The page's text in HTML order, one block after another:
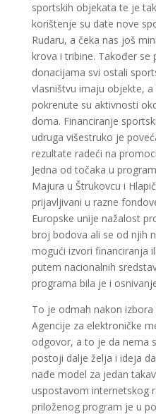
sportskih objekata te je
korištenje su date nove
Rudaru, a čeka nas još
krova i tribine. Također se
donacijama svi ostali
vlasništvu imaju objekte,
pokrenute su aktivnosti
doma. Financiranje
udruga višestruko je
rezultate radeći na
Jedna od točaka u
Majura u Štrukovcu i
prijavljivani u razne
Europske unije nažalost
broj bodova ali se od njih
mogući izvori financiranja
putem nacionalnih
programa bila je i
To je odmah nakon
Agencije za elektroničke
odgovor, a to je da nema
postoji dalje želja i ideja
nađe model za jedan
uspostavom internetskog
priloženog program je u